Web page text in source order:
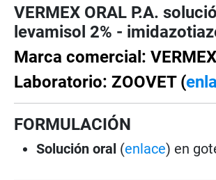
VERMEX ORAL P.A.
levamisol 2% -
Marca comercial:
Laboratorio: ZOOVET (
FORMULACIÓN
Solución oral (enlace) en